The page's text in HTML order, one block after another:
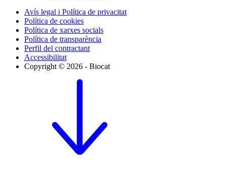
Avís legal i Política de privacitat
Política de cookies
Política de xarxes socials
Política de transparència
Perfil del contractant
Accessibilitat
Copyright © 2026 - Biocat